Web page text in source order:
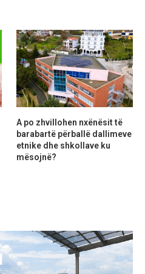
A po zhvillohen nxënësit të
barabartë përballë dallimeve
etnike dhe shkollave ku
mësojnë?